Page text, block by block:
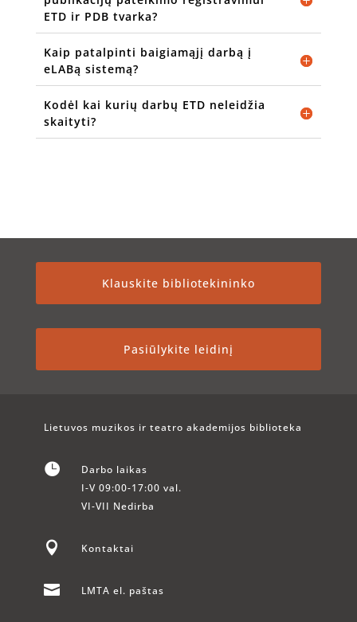
ETD ir PDB tvarka?
Kaip patalpinti baigiamąjį darbą į
eLABą sistemą?
Kodėl kai kurių darbų ETD neleidžia
skaityti?
Klauskite bibliotekininko
Pasiūlykite leidinį
Lietuvos muzikos ir teatro akademijos biblioteka

Darbo laikas
I-V 09:00-17:00 val.
VI-VII Nedirba
 Kontaktai
 LMTA el. paštas